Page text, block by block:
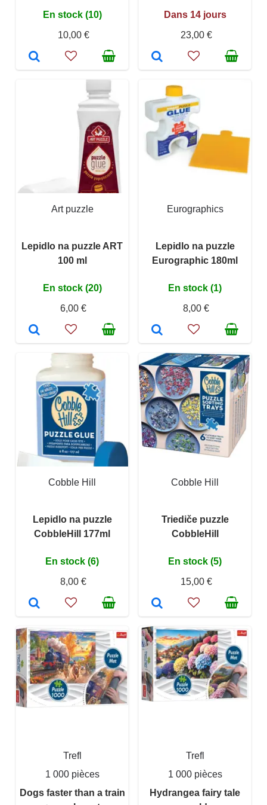
En stock (10)
10,00 €
Dans 14 jours
23,00 €
Art puzzle
Lepidlo na puzzle ART
100 ml
En stock (20)
6,00 €
Eurographics
Lepidlo na puzzle
Eurographic 180ml
En stock (1)
8,00 €
Cobble Hill
Lepidlo na puzzle
CobbleHill 177ml
En stock (6)
8,00 €
Cobble Hill
Triediče puzzle
CobbleHill
En stock (5)
15,00 €
Trefl
1 000 pièces
Dogs faster than a train
Trefl
1 000 pièces
Hydrangea fairy tale